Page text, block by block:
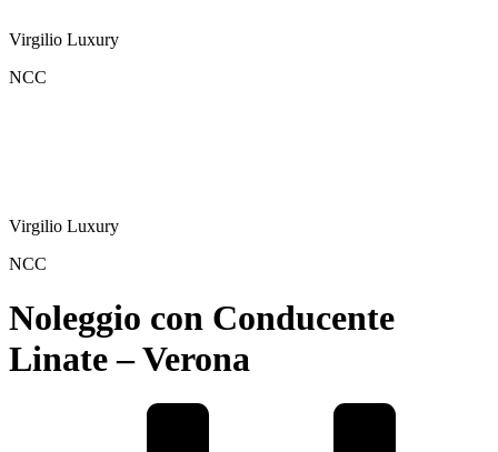
Virgilio Luxury
NCC
Virgilio Luxury
NCC
Noleggio con Conducente
Linate – Verona